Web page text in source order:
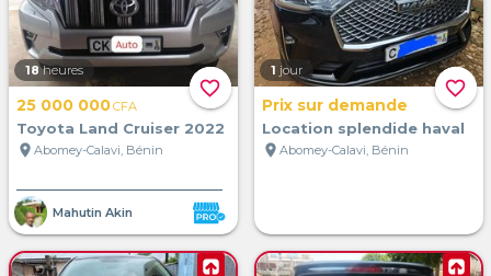
favorite_border
18 heures
25 000 000CFA
Toyota Land Cruiser 2022
location_on Abomey-Calavi, Bénin
Mahutin Akin
favorite_border
1 jour
Prix sur demande
Location splendide haval
location_on Abomey-Calavi, Bénin